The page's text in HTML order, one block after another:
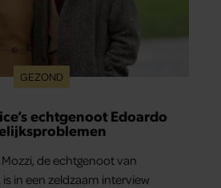
GEZOND
echtgenoot Edoardo
de echtgenoot van
in een zeldzaam interview